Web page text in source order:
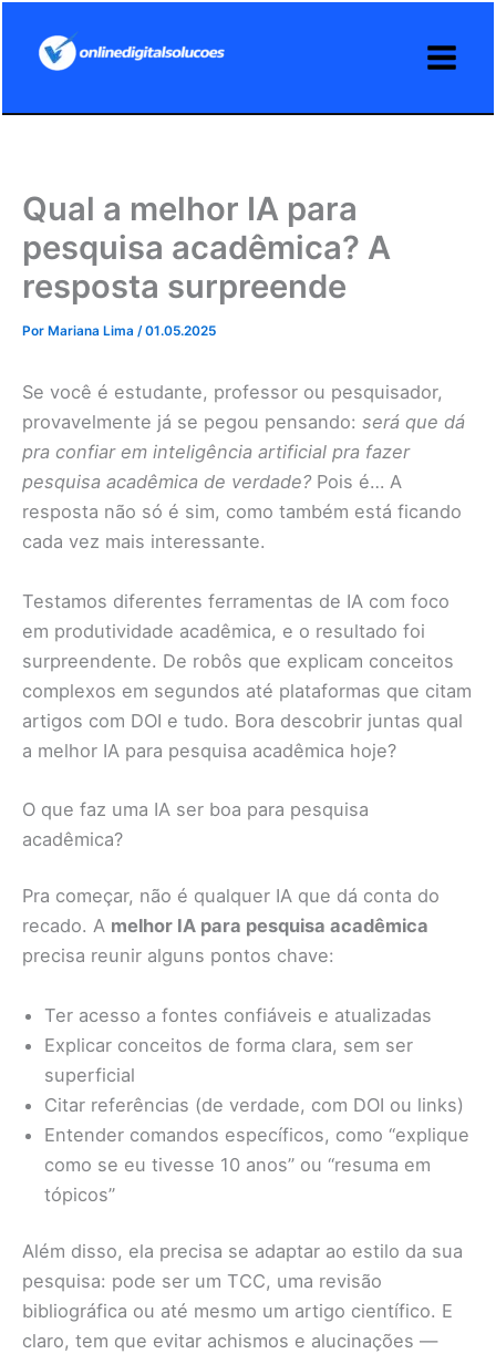
Qual a melhor IA para
pesquisa acadêmica? A
resposta surpreende
Por Mariana Lima /01.05.2025
Se você é estudante, professor ou pesquisador,
provavelmente já se pegou pensando: será que dá
pra confiar em inteligência artificial pra fazer
pesquisa acadêmica de verdade?Pois é… A
resposta não só é sim, como também está ficando
cada vez mais interessante.
Testamos diferentes ferramentas de IA com foco
em produtividade acadêmica, e o resultado foi
surpreendente. De robôs que explicam conceitos
complexos em segundos até plataformas que citam
artigos com DOI e tudo. Bora descobrir juntas qual
a melhor IA para pesquisa acadêmica hoje?
O que faz uma IA ser boa para pesquisa
acadêmica?
Pra começar, não é qualquer IA que dá conta do
recado. A melhor IA para pesquisa acadêmica
precisa reunir alguns pontos chave:
Ter acesso a fontes confiáveis e atualizadas
Explicar conceitos de forma clara, sem ser
superficial
Citar referências (de verdade, com DOI ou links)
Entender comandos específicos, como “explique
como se eu tivesse 10 anos” ou “resuma em
tópicos”
Além disso, ela precisa se adaptar ao estilo da sua
pesquisa: pode ser um TCC, uma revisão
bibliográfica ou até mesmo um artigo científico. E
claro, tem que evitar achismos e alucinações —